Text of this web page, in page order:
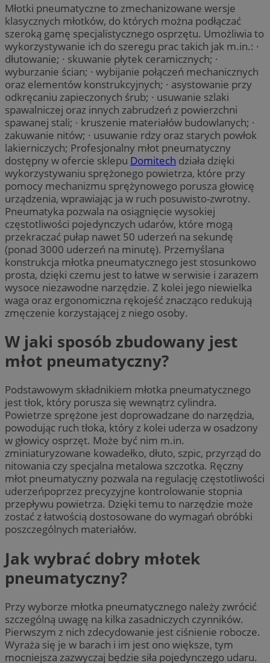
Młotki pneumatyczne to zmechanizowane wersje
klasycznych młotków, do których można podłączać
szeroką gamę specjalistycznego osprzętu. Umożliwia to
wykorzystywanie ich do szeregu prac takich jak m.in.: ·
dłutowanie; · skuwanie płytek ceramicznych; ·
wyburzanie ścian; · wybijanie połączeń mechanicznych
oraz elementów konstrukcyjnych; · asystowanie przy
odkręcaniu zapieczonych śrub; · usuwanie szlaki
spawalniczej oraz innych zabrudzeń z powierzchni
spawanej stali; · kruszenie materiałów budowlanych; ·
zakuwanie nitów; · usuwanie rdzy oraz starych powłok
lakierniczych; Profesjonalny młot pneumatyczny
dostępny w ofercie sklepu Domitech działa dzięki
wykorzystywaniu sprężonego powietrza, które przy
pomocy mechanizmu sprężynowego porusza głowicę
urządzenia, wprawiając ja w ruch posuwisto-zwrotny.
Pneumatyka pozwala na osiągnięcie wysokiej
częstotliwości pojedynczych udarów, które mogą
przekraczać pułap nawet 50 uderzeń na sekundę
(ponad 3000 uderzeń na minutę). Przemyślana
konstrukcja młotka pneumatycznego jest stosunkowo
prosta, dzięki czemu jest to łatwe w serwisie i zarazem
wysoce niezawodne narzędzie. Z kolei jego niewielka
waga oraz ergonomiczna rękojeść znacząco redukują
zmęczenie korzystającej z niego osoby.
W jaki sposób zbudowany jest
młot pneumatyczny?
Podstawowym składnikiem młotka pneumatycznego
jest tłok, który porusza się wewnątrz cylindra.
Powietrze sprężone jest doprowadzane do narzędzia,
powodując ruch tłoka, który z kolei uderza w osadzony
w głowicy osprzęt. Może być nim m.in.
zminiaturyzowane kowadełko, dłuto, szpic, przyrząd do
nitowania czy specjalna metalowa szczotka. Ręczny
młot pneumatyczny pozwala na regulację częstotliwości
uderzeńpoprzez precyzyjne kontrolowanie stopnia
przepływu powietrza. Dzięki temu to narzędzie może
zostać z łatwością dostosowane do wymagań obróbki
poszczególnych materiałów.
Jak wybrać dobry młotek
pneumatyczny?
Przy wyborze młotka pneumatycznego należy zwrócić
szczególną uwagę na kilka zasadniczych czynników.
Pierwszym z nich zdecydowanie jest ciśnienie robocze.
Wyraża się je w barach i im jest ono większe, tym
mocniejsza zazwyczaj będzie siła pojedynczego udaru.